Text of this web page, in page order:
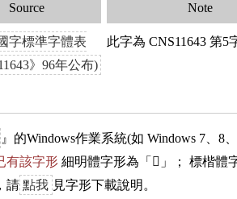
Source
字標準字體表
》96年公布)
Note
此字為 CNS11643 第5
』的Windows作業系統(如 Windows 7、8
有該字形 細明體字形為「 𣄿 」； 標楷體
請 點我 見字形下載說明。